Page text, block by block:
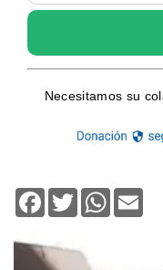
Facebook
TwitterWhatsApp